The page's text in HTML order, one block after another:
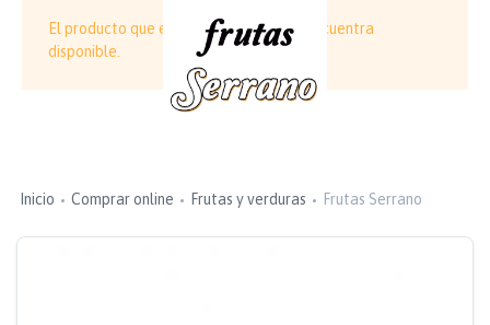
El producto que estás buscando no se encuentra
disponible.
Inicio Comprar online Frutas y verduras Frutas Serrano